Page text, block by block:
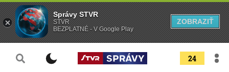
24
Správy STVR
STVR
BEZPLATNÉ - V Google Play
ZOBRAZIŤ